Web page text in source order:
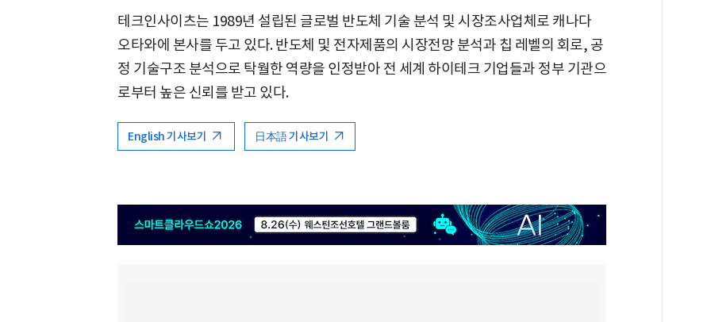
테크인사이츠는 1989년 설립된 글로벌 반도체 기술 분석 및 시장조사업체로 캐나다
오타와에 본사를 두고 있다. 반도체 및 전자제품의 시장전망 분석과 칩 레벨의 회로, 공
정 기술구조 분석으로 탁월한 역량을 인정받아 전 세계 하이테크 기업들과 정부 기관으
로부터 높은 신뢰를 받고 있다.
English 기사보기 日本語 기사보기